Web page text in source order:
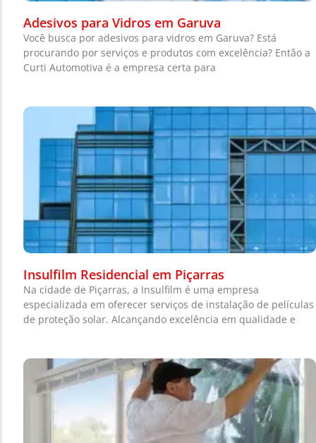
Adesivos para Vidros em Garuva
Você busca por adesivos para vidros em Garuva? Está
procurando por serviços e produtos com excelência? Então a
Curti Automotiva é a empresa certa para
Insulfilm Residencial em Piçarras
Na cidade de Piçarras, a Insulfilm é uma empresa
especializada em oferecer serviços de instalação de películas
de proteção solar. Alcançando excelência em qualidade e